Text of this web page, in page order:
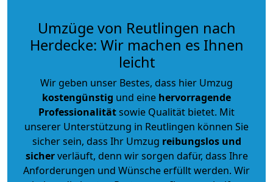
Umzüge von Reutlingen nach
Herdecke: Wir machen es Ihnen
leicht
Wir geben unser Bestes, dass hier Umzug
kostengünstig und eine hervorragende
Professionalitätsowie Qualität bietet. Mit
unserer Unterstützung in Reutlingen können Sie
sicher sein, dass Ihr Umzug reibungslos und
sicherverläuft, denn wir sorgen dafür, dass Ihre
Anforderungen und Wünsche erfüllt werden. Wir